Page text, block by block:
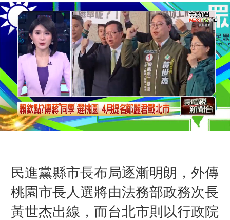
民進黨縣市長布局逐漸明朗，外傳
桃園市長人選將由法務部政務次長
黃世杰出線，而台北市則以行政院